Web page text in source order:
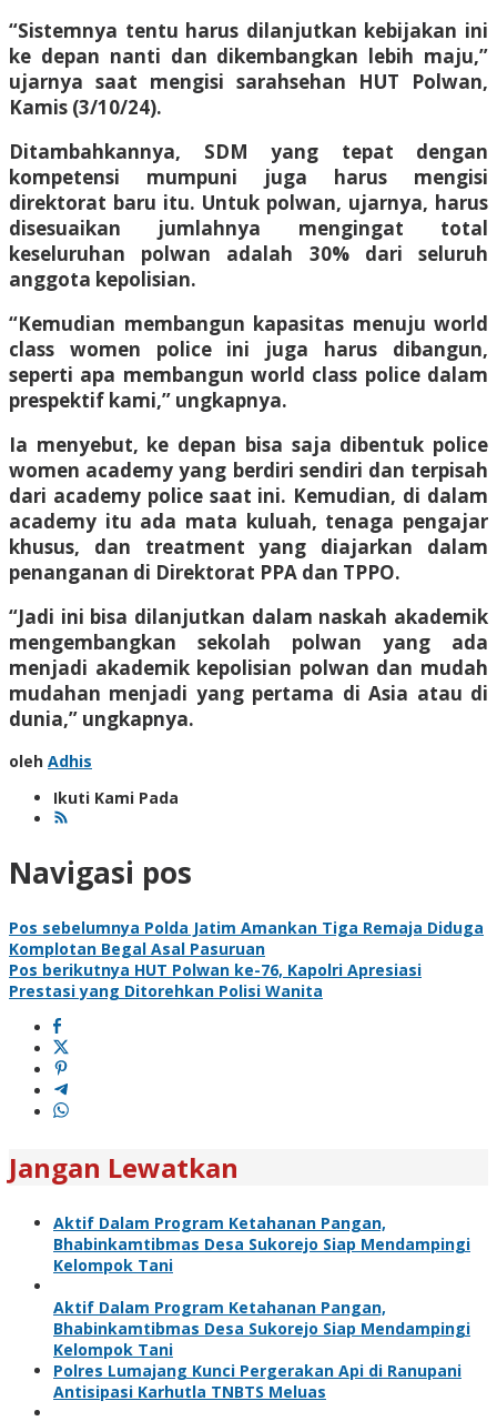
“Sistemnya tentu harus dilanjutkan kebijakan ini
ke depan nanti dan dikembangkan lebih maju,”
ujarnya saat mengisi sarahsehan HUT Polwan,
Kamis (3/10/24).
Ditambahkannya, SDM yang tepat dengan
kompetensi mumpuni juga harus mengisi
direktorat baru itu. Untuk polwan, ujarnya, harus
disesuaikan jumlahnya mengingat total
keseluruhan polwan adalah 30% dari seluruh
anggota kepolisian.
“Kemudian membangun kapasitas menuju world
class women police ini juga harus dibangun,
seperti apa membangun world class police dalam
prespektif kami,” ungkapnya.
Ia menyebut, ke depan bisa saja dibentuk police
women academy yang berdiri sendiri dan terpisah
dari academy police saat ini. Kemudian, di dalam
academy itu ada mata kuluah, tenaga pengajar
khusus, dan treatment yang diajarkan dalam
penanganan di Direktorat PPA dan TPPO.
“Jadi ini bisa dilanjutkan dalam naskah akademik
mengembangkan sekolah polwan yang ada
menjadi akademik kepolisian polwan dan mudah
mudahan menjadi yang pertama di Asia atau di
dunia,” ungkapnya.
oleh Adhis
Ikuti Kami Pada
Navigasi pos
Pos sebelumnya Polda Jatim Amankan Tiga Remaja Diduga
Komplotan Begal Asal Pasuruan
Pos berikutnya HUT Polwan ke-76, Kapolri Apresiasi
Prestasi yang Ditorehkan Polisi Wanita
Jangan Lewatkan
Aktif Dalam Program Ketahanan Pangan,
Bhabinkamtibmas Desa Sukorejo Siap Mendampingi
Kelompok Tani
Aktif Dalam Program Ketahanan Pangan,
Bhabinkamtibmas Desa Sukorejo Siap Mendampingi
Kelompok Tani
Polres Lumajang Kunci Pergerakan Api di Ranupani
Antisipasi Karhutla TNBTS Meluas